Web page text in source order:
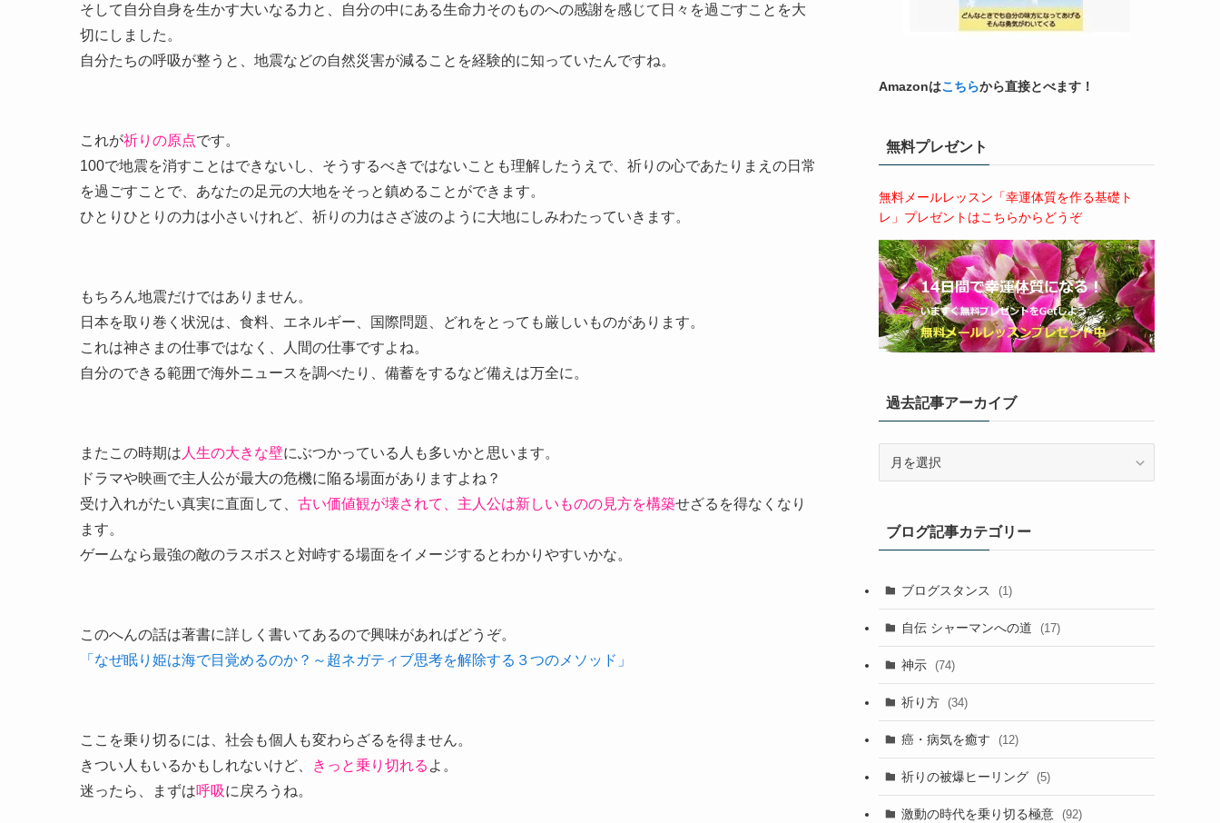
そして自分自身を生かす大いなる力と、自分の中にある生命力そのものへの感謝を感じて日々を過ごすことを大
切にしました。
自分たちの呼吸が整うと、地震などの自然災害が減ることを経験的に知っていたんですね。
これが祈りの原点です。
100で地震を消すことはできないし、そうするべきではないことも理解したうえで、祈りの心であたりまえの日常
を過ごすことで、あなたの足元の大地をそっと鎮めることができます。
ひとりひとりの力は小さいけれど、祈りの力はさざ波のように大地にしみわたっていきます。
もちろん地震だけではありません。
日本を取り巻く状況は、食料、エネルギー、国際問題、どれをとっても厳しいものがあります。
これは神さまの仕事ではなく、人間の仕事ですよね。
自分のできる範囲で海外ニュースを調べたり、備蓄をするなど備えは万全に。
またこの時期は 人生の大きな壁にぶつかっている人も多いかと思います。
ドラマや映画で主人公が最大の危機に陥る場面がありますよね？
受け入れがたい真実に直面して、 古い価値観が壊されて、主人公は新しいものの見方を構築せざるを得なくなり
ます。
ゲームなら最強の敵のラスボスと対峙する場面をイメージするとわかりやすいかな。
このへんの話は著書に詳しく書いてあるので興味があればどうぞ。
「なぜ眠り姫は海で目覚めるのか？～超ネガティブ思考を解除する３つのメソッド」
ここを乗り切るには、社会も個人も変わらざるを得ません。
きつい人もいるかもしれないけど、
きっと乗り切れる よ。
迷ったら、まずは呼吸に戻ろうね。
Amazonはこちらから直接とべます！
無料プレゼント
無料メールレッスン「幸運体質を作る基礎ト
レ」プレゼントはこちらからどうぞ
過去記事アーカイブ
ア
ー
イ
ブ
ブログ記事カテゴリー
ブログスタンス (1)
自伝 シャーマンへの道 (17)
神示 (74)
祈り方 (34)
癌・病気を癒す (12)
祈りの被爆ヒーリング (5)
激動の時代を乗り切る極意 (92)